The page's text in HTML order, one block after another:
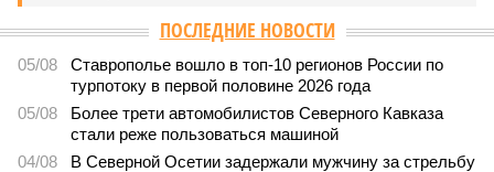
ПОСЛЕДНИЕ НОВОСТИ
05/08
Ставрополье вошло в топ-10 регионов России по
турпотоку в первой половине 2026 года
05/08
Более трети автомобилистов Северного Кавказа
стали реже пользоваться машиной
04/08
В Северной Осетии задержали мужчину за стрельбу